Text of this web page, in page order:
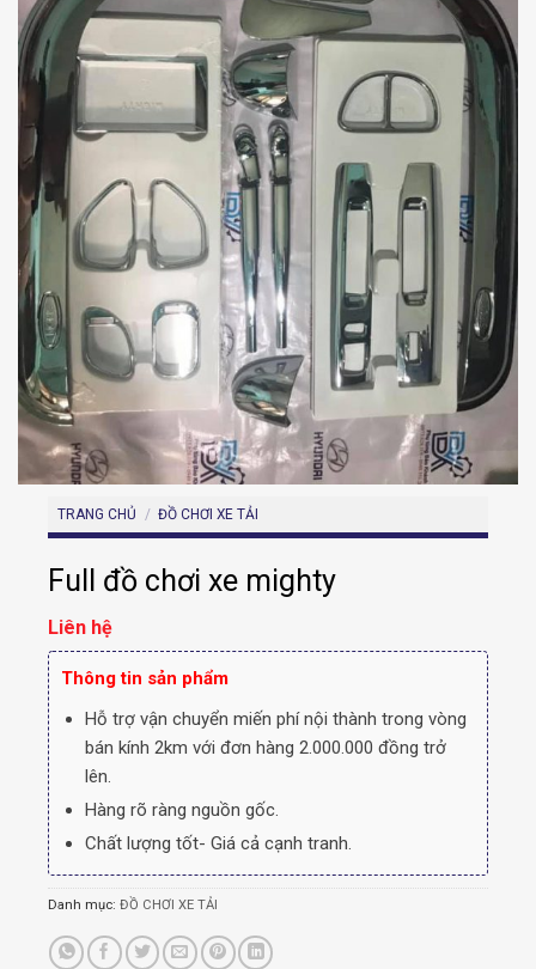
TRANG CHỦ / ĐỒ CHƠI XE TẢI
Full đồ chơi xe mighty
Liên hệ
Thông tin sản phẩm
Hỗ trợ vận chuyển miến phí nội thành trong vòng
bán kính 2km với đơn hàng 2.000.000 đồng trở
lên.
Hàng rõ ràng nguồn gốc.
Chất lượng tốt- Giá cả cạnh tranh.
Danh mục: ĐỒ CHƠI XE TẢI